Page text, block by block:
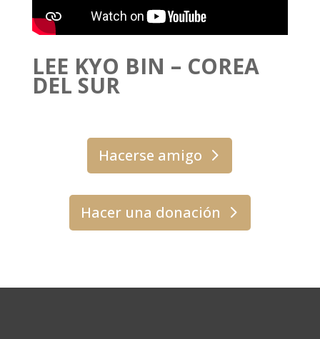
LEE KYO BIN – COREA
DEL SUR
Hacerse amigo
Hacer una donación